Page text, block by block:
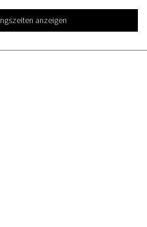
anzeigen